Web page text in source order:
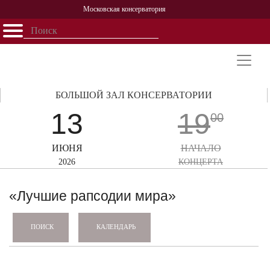
Московская консерватория
Открыть - закрыть
Персоналии
История
13
ИЮНЯ
2026
БОЛЬШОЙ ЗАЛ КОНСЕРВАТОРИИ
1900
НАЧАЛО
КОНЦЕРТА
«Лучшие рапсодии мира»
ПОИСК КАЛЕНДАРЬ